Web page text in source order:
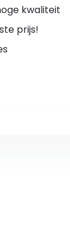
kwaliteit
prijs!